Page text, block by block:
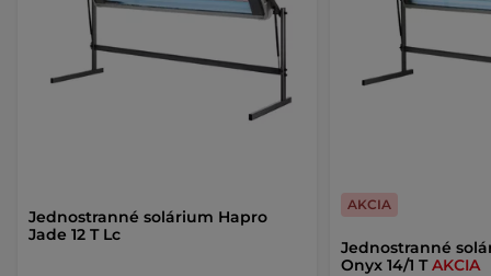
Jednostranné solárium Hapro
Jade 12 T Lc
Jednostranné
Onyx 14/1 TAKCIA
AKCIA